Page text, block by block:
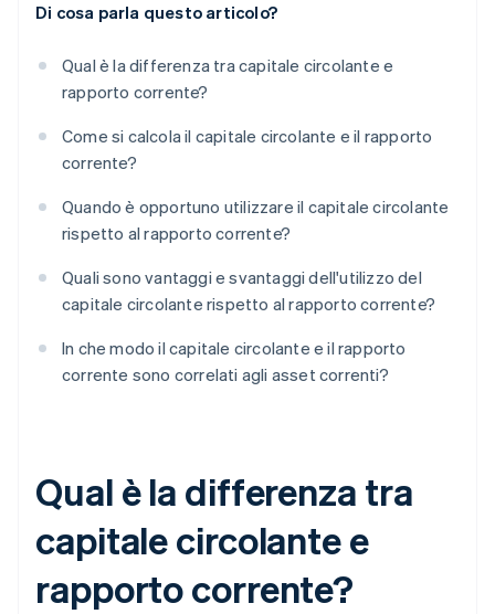
Di cosa parla questo articolo?
Qual è la differenza tra capitale circolante e
rapporto corrente?
Come si calcola il capitale circolante e il rapporto
corrente?
Quando è opportuno utilizzare il capitale circolante
rispetto al rapporto corrente?
Quali sono vantaggi e svantaggi dell'utilizzo del
capitale circolante rispetto al rapporto corrente?
In che modo il capitale circolante e il rapporto
corrente sono correlati agli asset correnti?
Qual è la differenza tra
capitale circolante e
rapporto corrente?